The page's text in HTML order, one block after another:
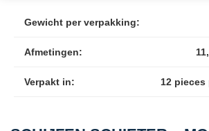
Gewicht per verpakking:
Afmetingen:
Verpakt in: 12